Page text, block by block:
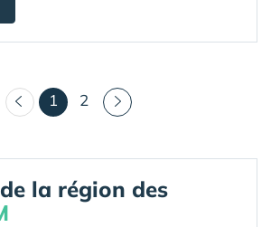
1 (courant)
2
la région des